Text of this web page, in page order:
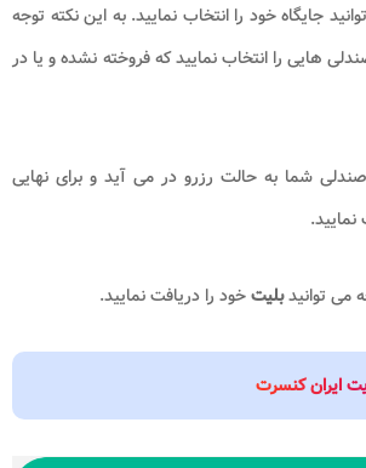
جایگاه خود را انتخاب نمایید. به این نکته توجه
هایی را انتخاب نمایید که فروخته نشده و یا در
شما به حالت رزرو در می آید و برای نهایی
می توانیدبلیتخود را دریافت نمایید.
ایران کنسرت